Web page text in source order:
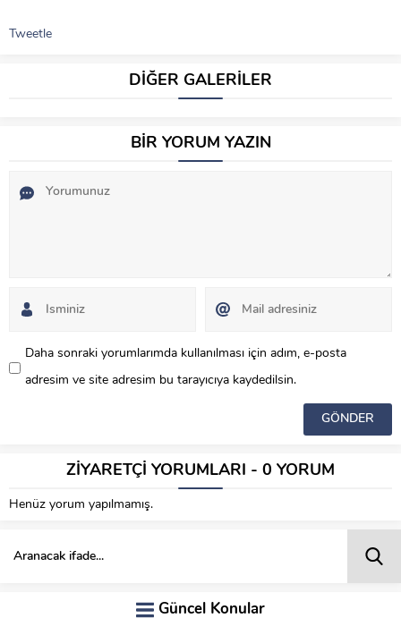
Tweetle
DİĞER GALERİLER
BİR YORUM YAZIN
Daha sonraki yorumlarımda kullanılması için adım, e-posta
adresim ve site adresim bu tarayıcıya kaydedilsin.
ZİYARETÇİ YORUMLARI - 0 YORUM
Henüz yorum yapılmamış.
Güncel Konular